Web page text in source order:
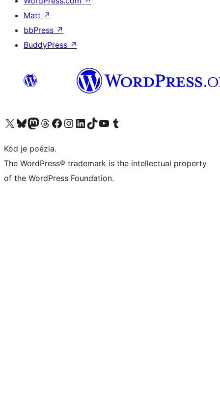
Matt ↗
bbPress ↗
BuddyPress ↗
Navštívte náš účet na X (predtým Twitter)
Navštívte náš účet na platforme Bluesky
Navštívte náš účet na Mastodone
Navštívte náš účet na platforme Threads
Navštívte našu stránku na Facebooku
Navštívte náš účet Instagram
Navštívte náš účet LinkedIn
Navštívte náš účet na platforme TikTok
Navštívte náš kanál YouTube
Navštívte náš účet na platforme Tumblr
Kód je poézia.
The WordPress® trademark is the intellectual property
of the WordPress Foundation.